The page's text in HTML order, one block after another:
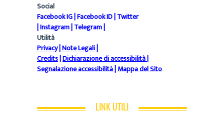
Social
Facebook IG|Facebook ID|Twitter
|Instagram|Telegram|
Utilità
Privacy|Note Legali|
Credits|Dichiarazione di accessibilità|
Segnalazione accessibilità|Mappa del Sito
LINK UTILI